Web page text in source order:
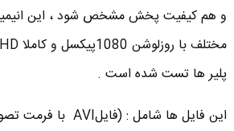
پلیر ها تست شده است .